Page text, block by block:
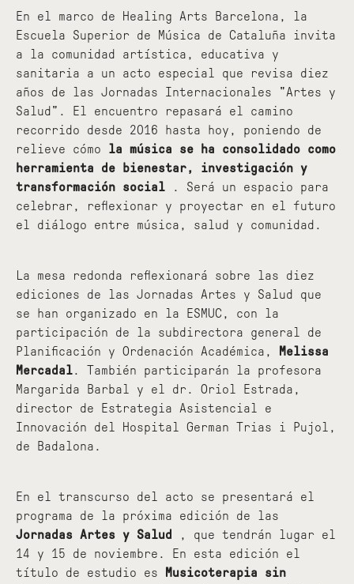
En el marco de Healing Arts Barcelona, la
Escuela Superior de Música de Cataluña invita
a la comunidad artística, educativa y
sanitaria a un acto especial que revisa diez
años de las Jornadas Internacionales "Artes y
Salud". El encuentro repasará el camino
recorrido desde 2016 hasta hoy, poniendo de
relieve cómo la música se ha consolidado como
herramienta de bienestar, investigación y
transformación social . Será un espacio para
celebrar, reflexionar y proyectar en el futuro
el diálogo entre música, salud y comunidad.
La mesa redonda reflexionará sobre las diez
ediciones de las Jornadas Artes y Salud que
se han organizado en la ESMUC, con la
participación de la subdirectora general de
Planificación y Ordenación Académica,
Melissa
Mercadal. También participarán la profesora
Margarida Barbal y el dr. Oriol Estrada,
director de Estrategia Asistencial e
Innovación del Hospital German Trias i Pujol,
de Badalona.
En el transcurso del acto se presentará el
programa de la próxima edición de las
Jornadas Artes y Salud
, que tendrán lugar el
14 y 15 de noviembre. En esta edición el
título de estudio es
Musicoterapia sin